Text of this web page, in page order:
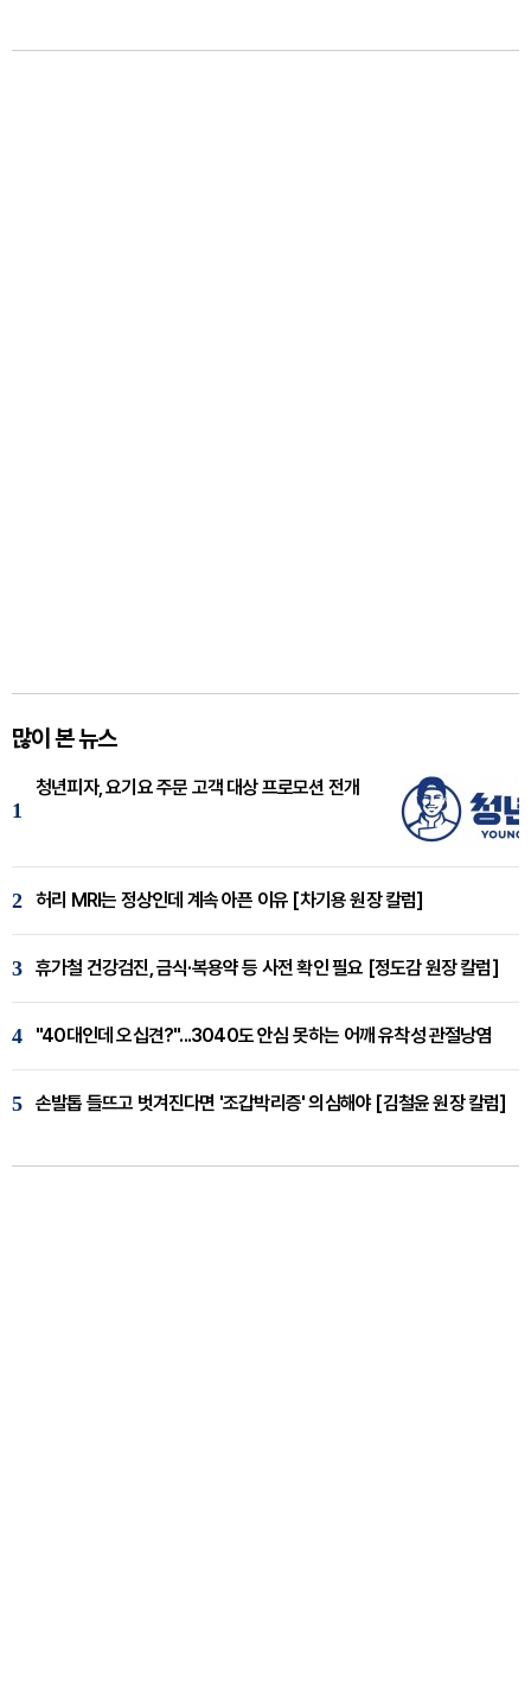
많이 본 뉴스
1
청년피자, 요기요 주문 고객 대상 프로모션 전개
2 허리 MRI는 정상인데 계속 아픈 이유 [차기용 원장 칼럼]
3 휴가철 건강검진, 금식·복용약 등 사전 확인 필요 [정도감 원장 칼럼]
4 "40대인데 오십견?"...3040도 안심 못하는 어깨 유착성 관절낭염
5 손발톱 들뜨고 벗겨진다면 '조갑박리증' 의심해야 [김철윤 원장 칼럼]